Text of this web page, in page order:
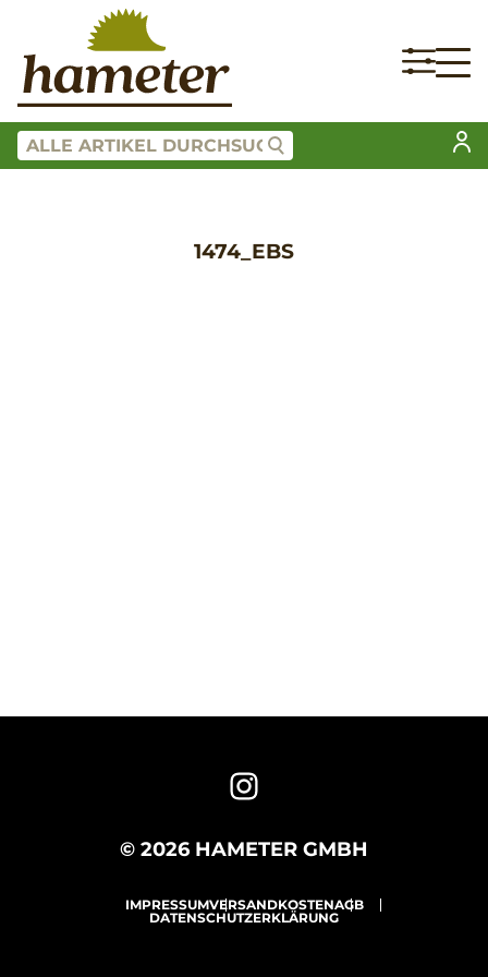
1474_EBS
© 2026 HAMETER GMBH
IMPRESSUMVERSANDKOSTENAGB
DATENSCHUTZERKLÄRUNG